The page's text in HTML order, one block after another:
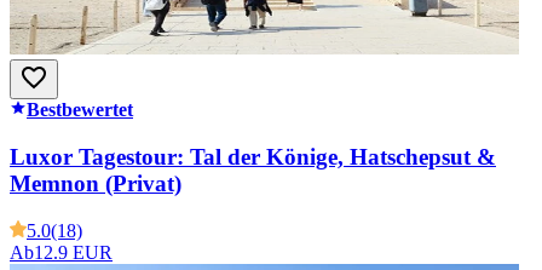
Bestbewertet
Luxor Tagestour: Tal der Könige, Hatschepsut &
Memnon (Privat)
5.0(18)
Ab12.9 EUR